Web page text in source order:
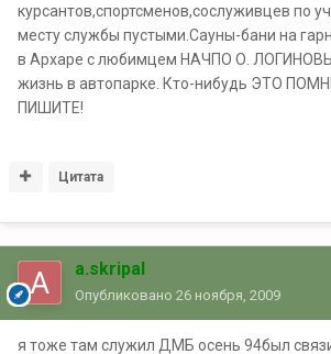
курсантов,спортсменов,сослуживцев по
месту службы пустыми.Сауны-бани на
в Архаре с любимцем НАЧПО О.
жизнь в автопарке. Кто-нибудь ЭТО
ПИШИТЕ!
Цитата
a.skripal
Опубликовано 26 ноября, 2009
я тоже там служил ДМБ осень 94был